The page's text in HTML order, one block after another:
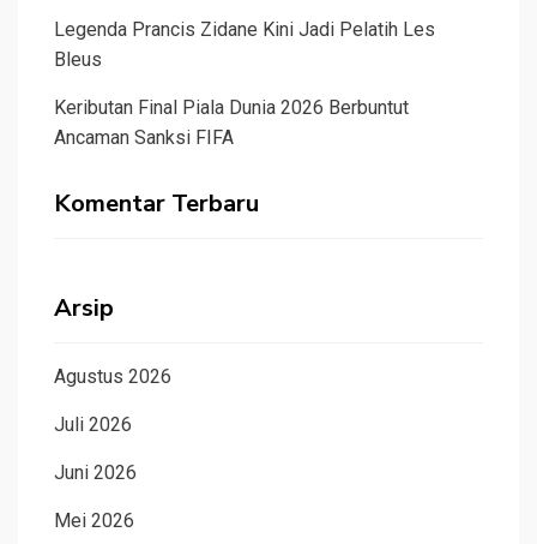
Legenda Prancis Zidane Kini Jadi Pelatih Les
Bleus
Keributan Final Piala Dunia 2026 Berbuntut
Ancaman Sanksi FIFA
Komentar Terbaru
Arsip
Agustus 2026
Juli 2026
Juni 2026
Mei 2026